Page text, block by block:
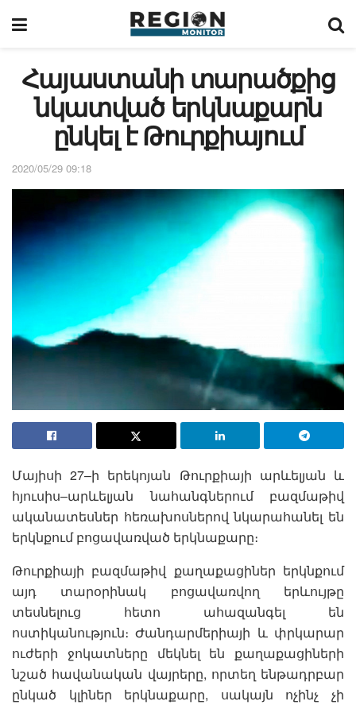
Հայաստանի տարածքից
նկատված երկնաքարն
ընկել է Թուրքիայում
2020/05/29 09:18
Մայիսի 27–ի երեկոյան Թուրքիայի արևելյան և
հյուսիս–արևելյան նահանգներում բազմաթիվ
ականատեսներ հեռախոսներով նկարահանել են
երկնքում բոցավառված երկնաքարը։
Թուրքիայի բազմաթիվ քաղաքացիներ երկնքում
այդ տարօրինակ բոցավառվող երևույթը
տեսնելուց հետո ահազանգել են
ոստիկանություն։ Ժանդարմերիայի և փրկարար
ուժերի ջոկատները մեկնել են քաղաքացիների
նշած հավանական վայրերը, որտեղ ենթադրբար
ընկած կլիներ երկնաքարը, սակայն ոչինչ չի